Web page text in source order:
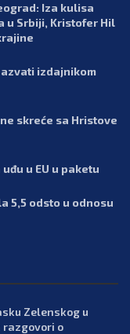
Iza kulisa
u Srbiji, Kristofer Hil
izdajnikom
skreće sa Hristove
u EU u paketu
5,5 odsto u odnosu
Zelenskog u
razgovori o